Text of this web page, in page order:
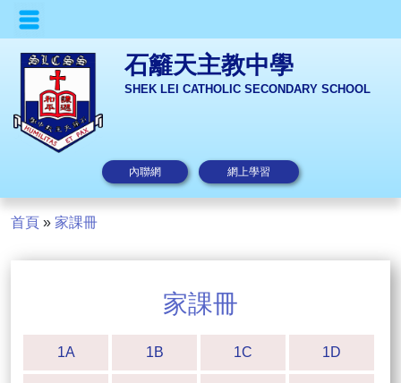
石籬天主教中學
SHEK LEI CATHOLIC SECONDARY SCHOOL
內聯網 網上學習
首頁 » 家課冊
家課冊
1A 1B 1C 1D